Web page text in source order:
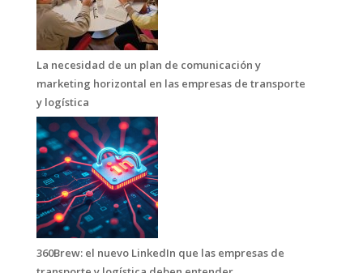
La necesidad de un plan de comunicación y
marketing horizontal en las empresas de transporte
y logística
360Brew: el nuevo LinkedIn que las empresas de